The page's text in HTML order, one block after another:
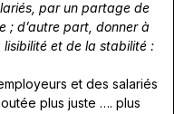
par un partage de
; d’autre part, donner à
et de la stabilité :
et des salariés
plus juste …. plus